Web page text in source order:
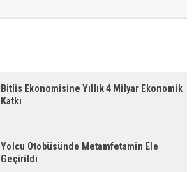
Bitlis Ekonomisine Yıllık 4 Milyar Ekonomik
Katkı
Yolcu Otobüsünde Metamfetamin Ele
Geçirildi